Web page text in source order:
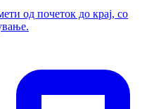
од почеток до крај, со